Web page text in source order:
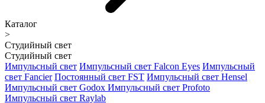
Каталог
>
Студийный свет
Студийный свет
Импульсный свет Импульсный свет Falcon Eyes Импульсный
свет Fancier Постоянный свет FST Импульсный свет Hensel
Импульсный свет Godox Импульсный свет Profoto
Импульсный свет Raylab